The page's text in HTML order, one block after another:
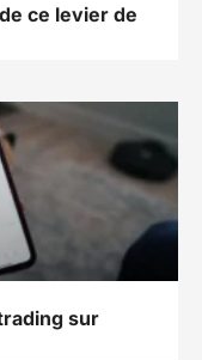
ce levier de
sur